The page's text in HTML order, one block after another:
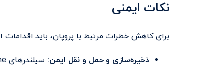
نکات ایمنی
برای کاهش خطرات مرتبط با پروپان، باید اقدامات
ذخیره‌سازی و حمل و نقل ایمن: